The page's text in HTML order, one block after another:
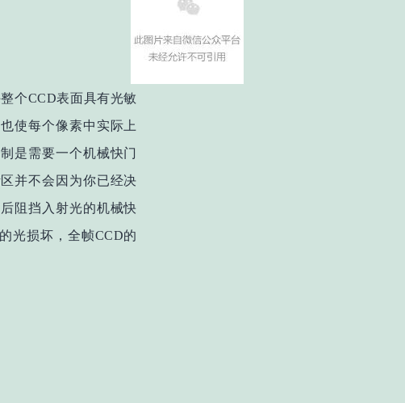
个CCD表面具有光敏
使每个像素中实际上
是需要一个机械快门
并不会因为你已经决
阻挡入射光的机械快
光损坏，全帧CCD的